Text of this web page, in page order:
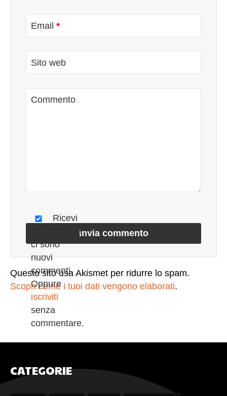
influenzare diversi livelli cognitivi. La suggestione
ricade sulle aspirazioni, sugli sforzi messi in campo
scelte che verranno effettuate ed infine sulla
qualità della prestazione e sulla capacità di gestire
Email *
Sito web
Commento
Ricevi
un avviso se
ci sono
nuovi
commenti.
Oppure
iscriviti
senza
commentare.
Questo sito usa Akismet per ridurre lo spam.
Scopri come i tuoi dati vengono elaborati.
CATEGORIE